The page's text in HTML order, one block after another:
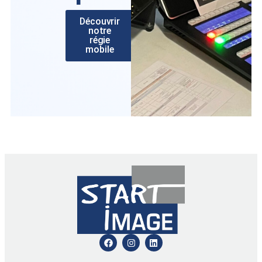
Découvrir
notre
régie
mobile